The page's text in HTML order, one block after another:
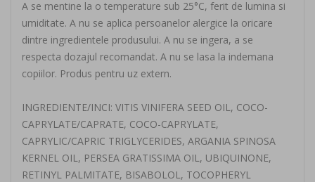
A se mentine la o temperature sub 25°C, ferit de lumina si
umiditate. A nu se aplica persoanelor alergice la oricare
dintre ingredientele produsului. A nu se ingera, a se
respecta dozajul recomandat. A nu se lasa la indemana
copiilor. Produs pentru uz extern.
INGREDIENTE/INCI: VITIS VINIFERA SEED OIL, COCO-
CAPRYLATE/CAPRATE, COCO-CAPRYLATE,
CAPRYLIC/CAPRIC TRIGLYCERIDES, ARGANIA SPINOSA
KERNEL OIL, PERSEA GRATISSIMA OIL, UBIQUINONE,
RETINYL PALMITATE, BISABOLOL, TOCOPHERYL